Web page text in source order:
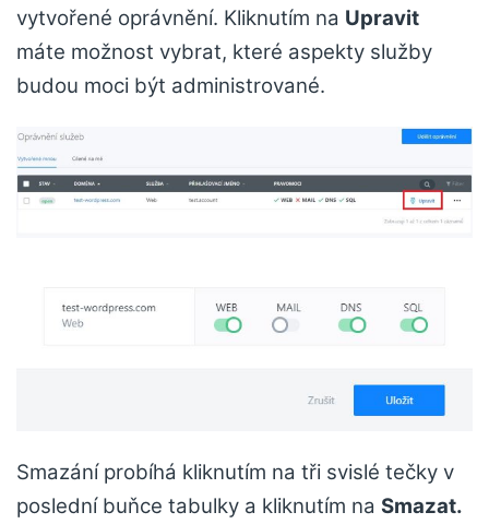
vytvořené oprávnění. Kliknutím na Upravit
máte možnost vybrat, které aspekty služby
budou moci být administrované.
Smazání probíhá kliknutím na tři svislé tečky v
poslední buňce tabulky a kliknutím na Smazat.